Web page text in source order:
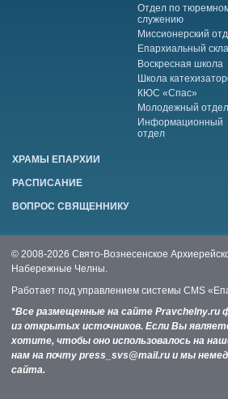
Отдел по
служению
Миссионерский
Епархиальный
Воскресная школа
Школа
КЮС «Спас»
Молодежный отдел
Информационный
отдел
ХРАМЫ ЕПАРХИИ
РАСПИСАНИЕ
ВОПРОС СВЯЩЕННИКУ
© 2008-2026 Свято-Вознесенское
Набережные Челны.
Работает под управлением системы CMS
*Все размещенные на сайте Pravchelny.ru
из открытых источников. Если Вы
хотите, чтобы оно использовалось на
нам на почту press_svs@mail.ru и мы
сайта.